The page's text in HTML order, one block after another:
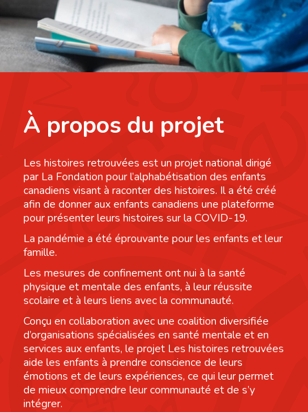
À propos du projet
Les histoires retrouvées est un projet national dirigé
par La Fondation pour l’alphabétisation des enfants
canadiens visant à raconter des histoires. Il a été créé
afin de donner aux enfants canadiens une plateforme
pour présenter leurs histoires sur la COVID-19.
La pandémie a été éprouvante pour les enfants et leur
famille.
Les mesures de confinement ont nui à la santé
physique et mentale des enfants, à leur réussite
scolaire et à leurs liens avec la communauté.
Conçu en collaboration avec une coalition diversifiée
d’organisations spécialisées en santé mentale et en
services aux enfants, le projet Les histoires retrouvées
aide les enfants à prendre conscience de leurs
émotions et de leurs expériences, ce qui leur permet
de mieux comprendre leur communauté et de s’y
intégrer.